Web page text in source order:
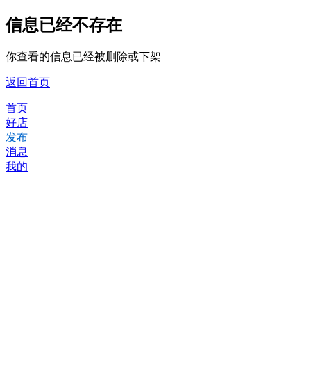
信息已经不存在
你查看的信息已经被删除或下架
返回首页
首页
好店
发布
消息
我的